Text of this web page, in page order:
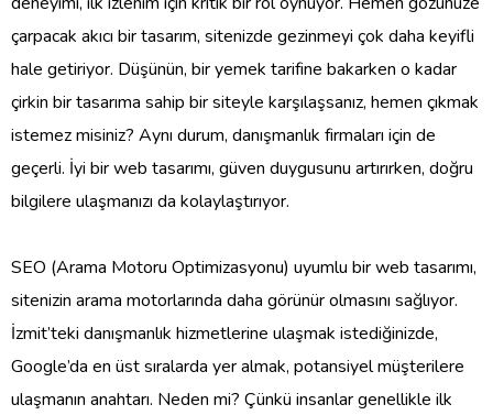
çarpacak akıcı bir tasarım, sitenizde gezinmeyi çok daha keyifli
hale getiriyor. Düşünün, bir yemek tarifine bakarken o kadar
çirkin bir tasarıma sahip bir siteyle karşılaşsanız, hemen çıkmak
istemez misiniz? Aynı durum, danışmanlık firmaları için de
geçerli. İyi bir web tasarımı, güven duygusunu artırırken, doğru
bilgilere ulaşmanızı da kolaylaştırıyor.
SEO (Arama Motoru Optimizasyonu) uyumlu bir web tasarımı,
sitenizin arama motorlarında daha görünür olmasını sağlıyor.
İzmit’teki danışmanlık hizmetlerine ulaşmak istediğinizde,
Google’da en üst sıralarda yer almak, potansiyel müşterilere
ulaşmanın anahtarı. Neden mi? Çünkü insanlar genellikle ilk